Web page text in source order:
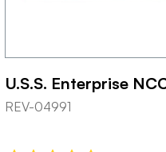
U.S.S. Enterprise
REV-04991